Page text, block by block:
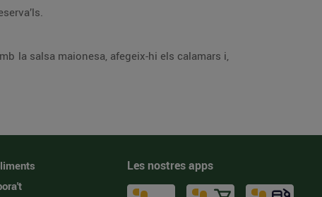
la salsa maionesa, afegeix-hi els calamars i,
Les nostres apps